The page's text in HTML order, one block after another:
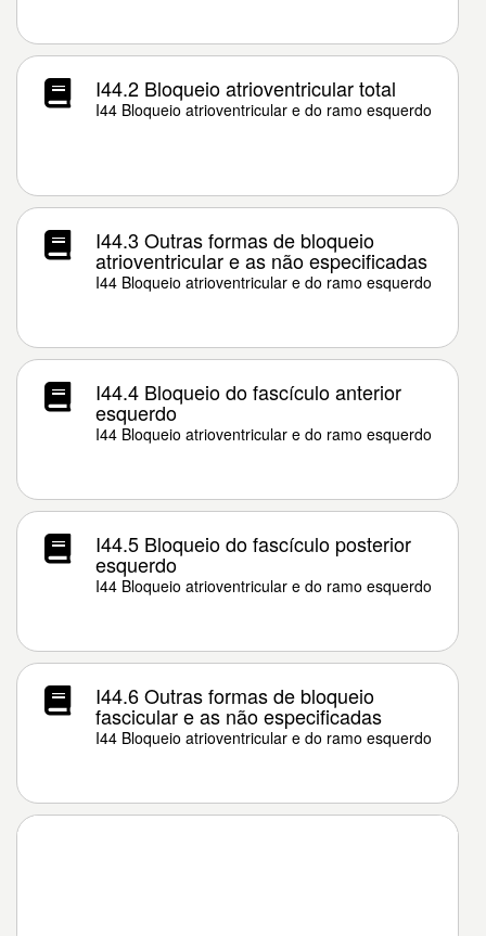
I44.2 Bloqueio atrioventricular total
I44 Bloqueio atrioventricular e do ramo esquerdo
I44.3 Outras formas de bloqueio
atrioventricular e as não especificadas
I44 Bloqueio atrioventricular e do ramo esquerdo
I44.4 Bloqueio do fascículo anterior
esquerdo
I44 Bloqueio atrioventricular e do ramo esquerdo
I44.5 Bloqueio do fascículo posterior
esquerdo
I44 Bloqueio atrioventricular e do ramo esquerdo
I44.6 Outras formas de bloqueio
fascicular e as não especificadas
I44 Bloqueio atrioventricular e do ramo esquerdo